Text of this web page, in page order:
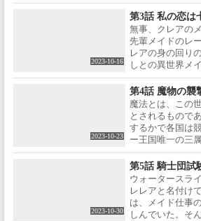
ひとりが1つの属
界で、レイは極
「水」の二属性
ー）だった。ク
学園を去らずに
レアに近づくべ
の面接を受ける
2023-10-16
第3話 私の恋は
無事、クレアの
先輩メイドのレ
レアの身の回り
しとの異世界メ
だが、乙女ゲー
第一王子のロッ
たれ、チェスを
度を下げようと
持たれてしまう
第二王子・セイ
する。
2023-10-23
第4話 魔物の襲
魔法とは、この
とされるもので
するかで各国は
ー王国唯一の三
ター）であり、
を築いたとされ
野外の訓練場で
た。その実践訓
た魔法弾が森へ
となり、学院生
2023-10-30
第5話 騎士団試
ウォータースラ
レレアと名付け
は、メイド仕事
しんでいた。そ